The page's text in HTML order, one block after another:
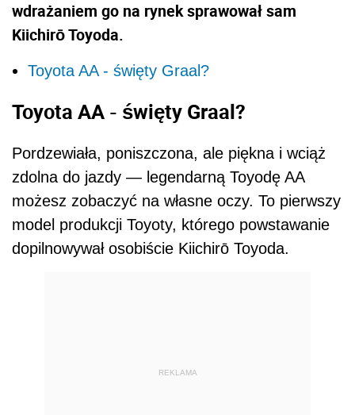
wdrażaniem go na rynek sprawował sam
Kiichirō Toyoda.
Toyota AA - święty Graal?
Toyota AA - święty Graal?
Pordzewiała, poniszczona, ale piękna i wciąż
zdolna do jazdy — legendarną Toyodę AA
możesz zobaczyć na własne oczy. To pierwszy
model produkcji Toyoty, którego powstawanie
dopilnowywał osobiście Kiichirō Toyoda.
REKLAMA